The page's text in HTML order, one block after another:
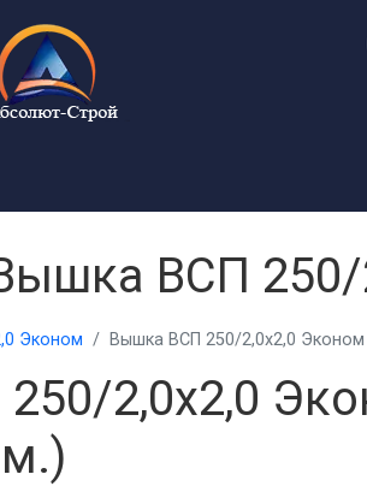
ВСП 250/
Эконом Вышка ВСП 250/2,0х2,0 Эконом
2,0х2,0